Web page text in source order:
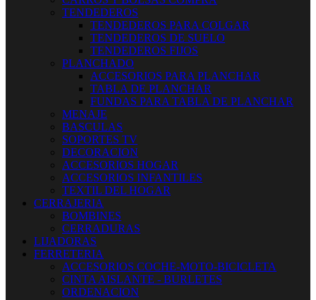
TENDEDEROS
TENDEDEROS PARA COLGAR
TENDEDEROS DE SUELO
TENDEDEROS FIJOS
PLANCHADO
ACCESORIOS PARA PLANCHAR
TABLA DE PLANCHAR
FUNDAS PARA TABLA DE PLANCHAR
MENAJE
BASCULAS
SOPORTES TV
DECORACION
ACCESORIOS HOGAR
ACCESORIOS INFANTILES
TEXTIL DEL HOGAR
CERRAJERIA
BOMBINES
CERRADURAS
LIJADORAS
FERRETERIA
ACCESORIOS COCHE-MOTO-BICICLETA
CINTA AISLANTE - BURLETES
ORDENACION